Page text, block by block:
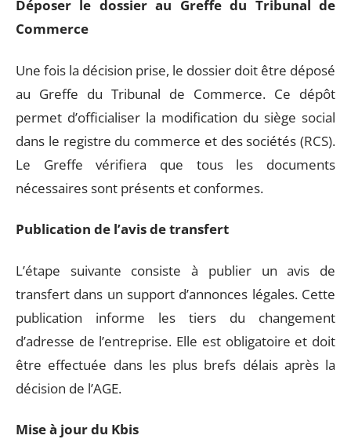
Déposer le dossier au Greffe du Tribunal de
Commerce
Une fois la décision prise, le dossier doit être déposé
au Greffe du Tribunal de Commerce. Ce dépôt
permet d’officialiser la modification du siège social
dans le registre du commerce et des sociétés (RCS).
Le Greffe vérifiera que tous les documents
nécessaires sont présents et conformes.
Publication de l’avis de transfert
L’étape suivante consiste à publier un avis de
transfert dans un support d’annonces légales. Cette
publication informe les tiers du changement
d’adresse de l’entreprise. Elle est obligatoire et doit
être effectuée dans les plus brefs délais après la
décision de l’AGE.
Mise à jour du Kbis